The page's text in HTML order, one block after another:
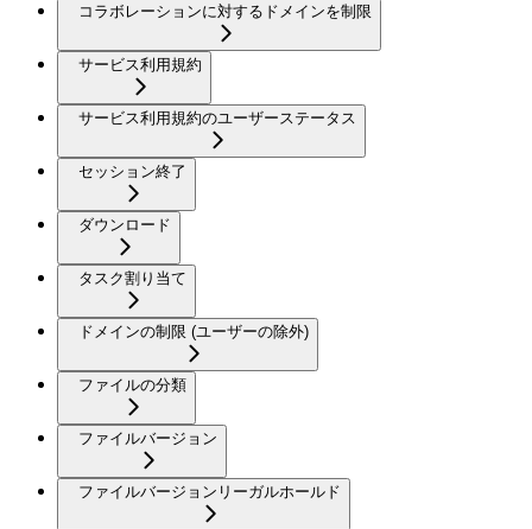
コラボレーションに対するドメインを制限
サービス利用規約
サービス利用規約のユーザーステータス
セッション終了
ダウンロード
タスク割り当て
ドメインの制限 (ユーザーの除外)
ファイルの分類
ファイルバージョン
ファイルバージョンリーガルホールド